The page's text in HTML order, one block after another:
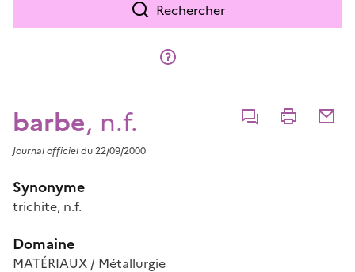
Rechercher
barbe, n.f. CommenterImprimer
Journal officieldu 22/09/2000
Synonyme
trichite, n.f.
Domaine
MATÉRIAUX / Métallurgie